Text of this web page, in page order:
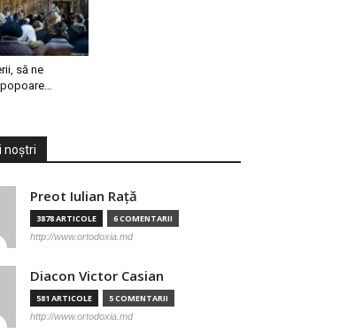
să ne
popoare…
noștri
Preot Iulian Raţă
3878 ARTICOLE 6 COMENTARII
http://www.ortodoxia.md
Diacon Victor Casian
581 ARTICOLE 5 COMENTARII
http://www.ortodoxia.md